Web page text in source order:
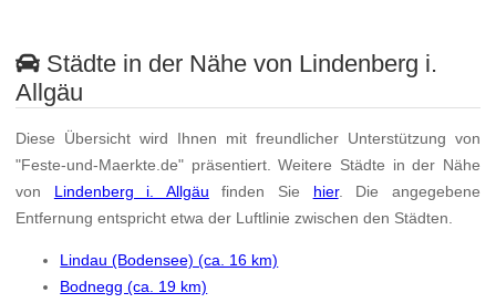
Städte in der Nähe von Lindenberg i.
Allgäu
Diese Übersicht wird Ihnen mit freundlicher Unterstützung von
"Feste-und-Maerkte.de" präsentiert. Weitere Städte in der Nähe
von Lindenberg i. Allgäu finden Sie hier. Die angegebene
Entfernung entspricht etwa der Luftlinie zwischen den Städten.
Lindau (Bodensee) (ca. 16 km)
Bodnegg (ca. 19 km)